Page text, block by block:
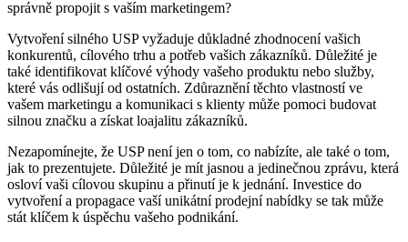
správně propojit s vaším marketingem?
Vytvoření silného USP⁤ vyžaduje⁤ důkladné zhodnocení vašich
konkurentů, cílového trhu a potřeb vašich zákazníků.​ Důležité je
také ​identifikovat ⁤klíčové výhody vašeho produktu nebo služby,‌
které ⁣vás odlišují od ostatních. Zdůraznění⁣ těchto vlastností ve
vašem ‍marketingu a komunikaci s klienty může pomoci ⁣budovat⁣
silnou‌ značku ​a získat loajalitu zákazníků.
Nezapomínejte,‌ že ⁣USP není jen ‌o tom, co ⁣nabízíte, ale také ⁣o tom,
jak to ‌prezentujete. Důležité je ‌mít jasnou a jedinečnou zprávu,⁣ která
⁤osloví vaši cílovou skupinu⁣ a přinutí⁤ je k jednání. Investice do
vytvoření a propagace vaší⁤ unikátní prodejní nabídky se ‍tak může ​
stát‌ klíčem k úspěchu ⁤vašeho ⁤podnikání.